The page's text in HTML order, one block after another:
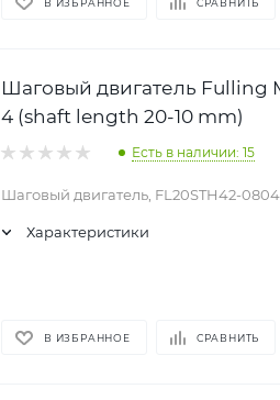
В ИЗБРАННОЕ СРАВНИТЬ
Шаговый двигатель Fulling
4 (shaft length 20-10 mm)
Есть в наличии: 15
Шаговый двигатель, FL20STH42-
Характеристики
В ИЗБРАННОЕ СРАВНИТЬ